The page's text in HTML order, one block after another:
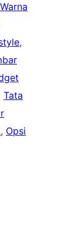
Warna
Tata
, Opsi